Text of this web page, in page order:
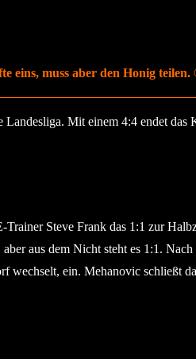
eins, muss aber den Honig
Mit einem 4:4 endet
Steve Frank das 1:1 zur
aus dem Nicht steht es 1:1.
ein. Mehanovic schließt